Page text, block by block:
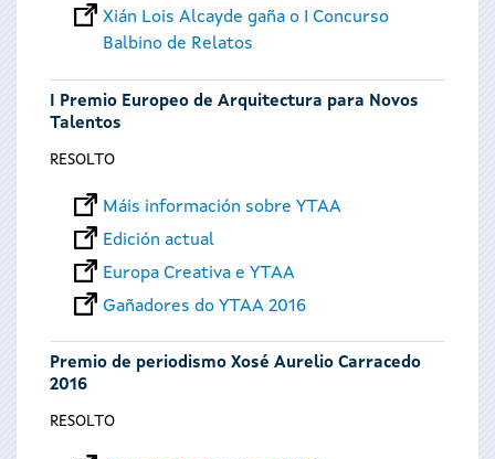
Xián Lois Alcayde gaña o I Concurso
Balbino de Relatos
I Premio Europeo de Arquitectura para Novos
Talentos
RESOLTO
Máis información sobre YTAA
Edición actual
Europa Creativa e YTAA
Gañadores do YTAA 2016
Premio de periodismo Xosé Aurelio Carracedo
2016
RESOLTO